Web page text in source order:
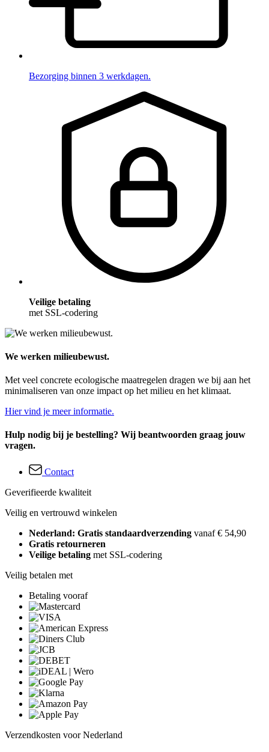
Bezorging binnen 3 werkdagen.
Veilige betaling
met SSL-codering
We werken milieubewust.
Met veel concrete ecologische maatregelen dragen we bij aan het
minimaliseren van onze impact op het milieu en het klimaat.
Hier vind je meer informatie.
Hulp nodig bij je bestelling? Wij beantwoorden graag jouw
vragen.
Contact
Geverifieerde kwaliteit
Veilig en vertrouwd winkelen
Nederland: Gratis standaardverzending vanaf € 54,90
Gratis retourneren
Veilige betaling met SSL-codering
Veilig betalen met
Betaling vooraf
Verzendkosten voor Nederland